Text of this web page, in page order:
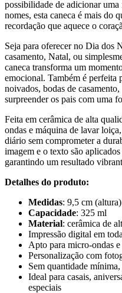
possibilidade de adicionar
nomes, esta caneca é mais do
recordação que aquece o
Seja para oferecer no Dia dos
casamento, Natal, ou
caneca transforma um
emocional. Também é perfeita
noivados, bodas de
surpreender os pais com uma
Feita em cerâmica de alta
ondas e máquina de lavar
diário sem comprometer a
imagem e o texto são
garantindo um resultado
Detalhes do produto:
Medidas: 9,5 cm
Capacidade: 325 ml
Material: cerâmica de
Impressão digital em
Apto para micro-ondas
Personalização com
Sem quantidade
Ideal para casais,
especiais